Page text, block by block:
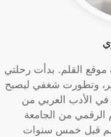
القلم. بدأت رحلتي
وتطورت شغفي ليصبح
الأدب العربي من
الرقمي من الجامعة
قبل خمس سنوات